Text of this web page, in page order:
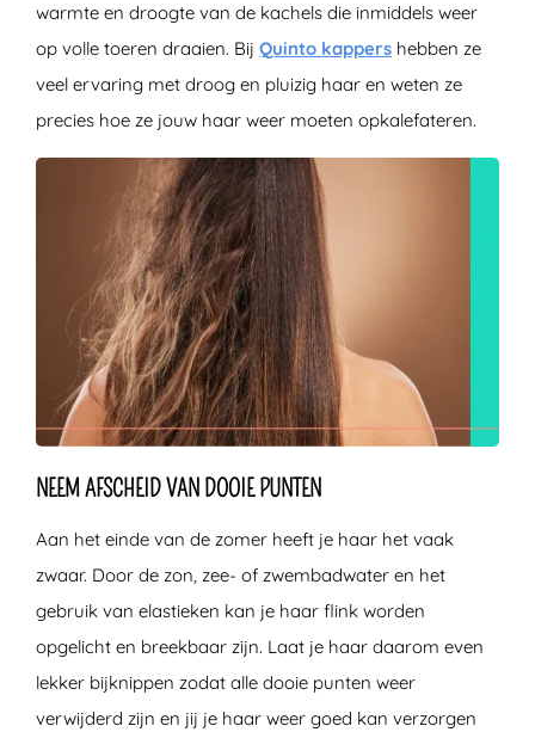
warmte en droogte van de kachels die inmiddels weer
op volle toeren draaien. Bij Quinto kappers hebben ze
veel ervaring met droog en pluizig haar en weten ze
precies hoe ze jouw haar weer moeten opkalefateren.
NEEM AFSCHEID VAN DOOIE PUNTEN
Aan het einde van de zomer heeft je haar het vaak
zwaar. Door de zon, zee- of zwembadwater en het
gebruik van elastieken kan je haar flink worden
opgelicht en breekbaar zijn. Laat je haar daarom even
lekker bijknippen zodat alle dooie punten weer
verwijderd zijn en jij je haar weer goed kan verzorgen